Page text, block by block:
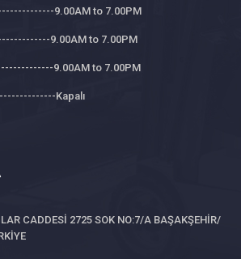
9.00AM to 7.00PM
9.00AM to 7.00PM
9.00AM to 7.00PM
Kapalı
CADDESİ 2725 SOK NO:7/A BAŞAKŞEHİR/